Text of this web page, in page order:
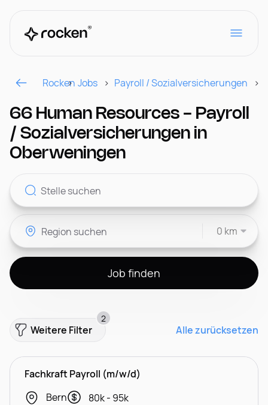
Für Arbeitgeber
Kontakt
Rocken Jobs Payroll / Sozialversicherungen
66 Human Resources - Payroll
/ Sozialversicherungen in
Oberweningen
0 km
Job finden
Weitere Filter
2
Alle zurücksetzen
Fachkraft Payroll (m/w/d)
Bern
80k - 95k